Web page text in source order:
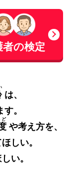
者の検定
は、
。
や考え方を、
しい。
い。